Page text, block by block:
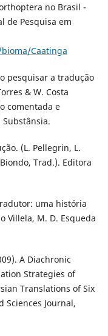
no Brasil -
de Pesquisa em
Caatinga
pesquisar a tradução
& W. Costa
comentada e
(L. Pellegrin, L.
Trad.). Editora
uma história
Villela, M. D. Esqueda
A Diachronic
Strategies of
Translations of Six
Sciences Journal,